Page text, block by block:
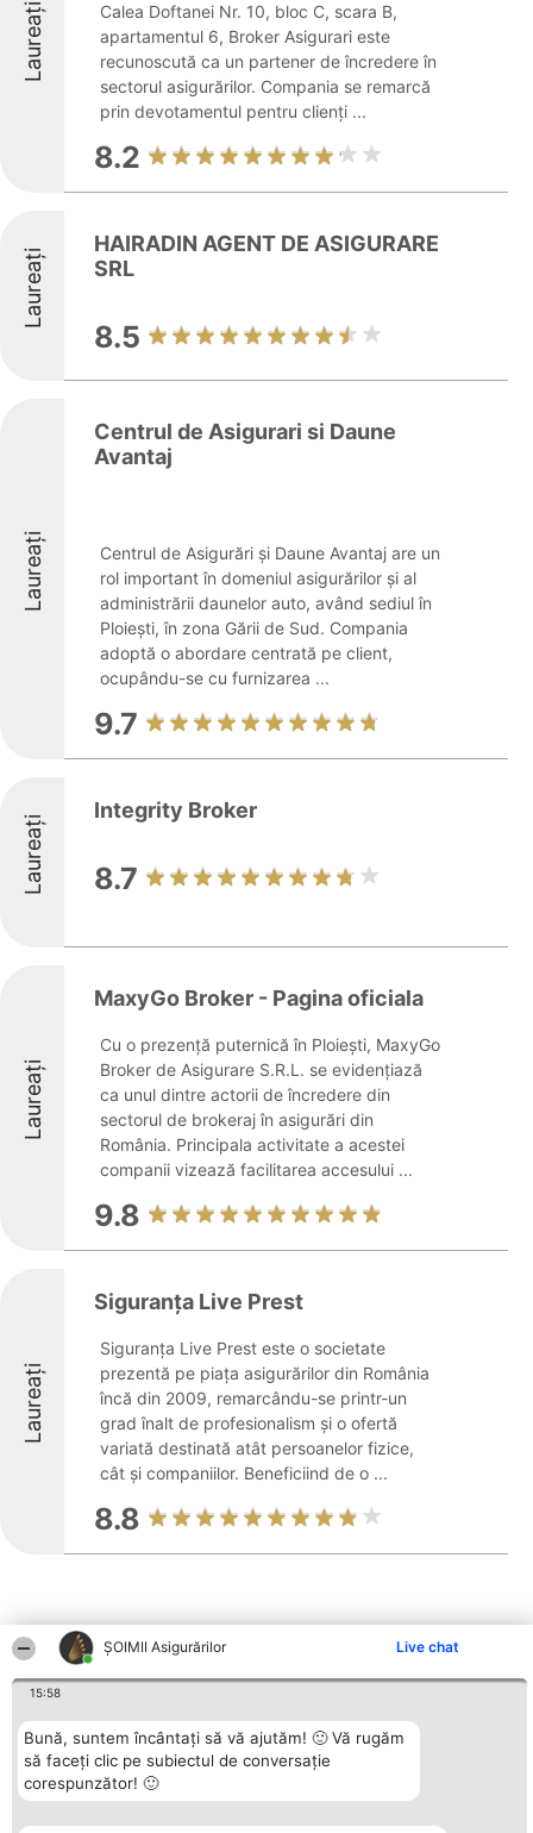
ȘOIMII Asigurărilor Live chat
15:58
Bună, suntem încântați să vă ajutăm! 🙂 Vă rugăm
să faceți clic pe subiectul de conversație
corespunzător! 🙂
Laureați
Calea Doftanei Nr. 10, bloc C, scara B,
apartamentul 6, Broker Asigurari este
recunoscută ca un partener de încredere în
sectorul asigurărilor. Compania se remarcă
prin devotamentul pentru clienți ...
8.2
Laureați
HAIRADIN AGENT DE ASIGURARE
SRL
8.5
Laureați
Centrul de Asigurari si Daune
Avantaj
Centrul de Asigurări și Daune Avantaj are un
rol important în domeniul asigurărilor și al
administrării daunelor auto, având sediul în
Ploiești, în zona Gării de Sud. Compania
adoptă o abordare centrată pe client,
ocupându-se cu furnizarea ...
9.7
Laureați
Integrity Broker
8.7
Laureați
MaxyGo Broker - Pagina oficiala
Cu o prezență puternică în Ploiești, MaxyGo
Broker de Asigurare S.R.L. se evidențiază
ca unul dintre actorii de încredere din
sectorul de brokeraj în asigurări din
România. Principala activitate a acestei
companii vizează facilitarea accesului ...
9.8
Laureați
Siguranţa Live Prest
Siguranţa Live Prest este o societate
prezentă pe piața asigurărilor din România
încă din 2009, remarcându-se printr-un
grad înalt de profesionalism și o ofertă
variată destinată atât persoanelor fizice,
cât și companiilor. Beneficiind de o ...
8.8
Alte firme din zonă
Organizator Ranking
BRIGHT SOLUTIONS BR SRL
Aleea Timisul De Sus 2 Bl. A30
București
Plebiscyt
Reguli